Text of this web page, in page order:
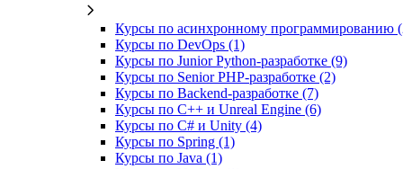
Курсы по асинхронному программированию
Курсы по DevOps (1)
Курсы по Junior Python-разработке (9)
Курсы по Senior PHP-разработке (2)
Курсы по Backend‑разработке (7)
Курсы по C++ и Unreal Engine (6)
Курсы по C# и Unity (4)
Курсы по Spring (1)
Курсы по Java (1)